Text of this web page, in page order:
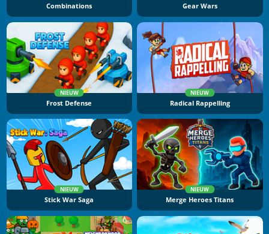
Combinations Gear Wars
NIEUW
Frost Defense
NIEUW
Radical Rappelling
NIEUW
Stick War Saga
NIEUW
Merge Heroes Titans